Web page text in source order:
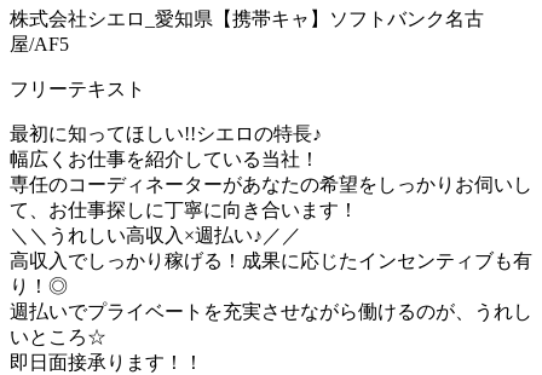
株式会社シエロ_愛知県【携帯キャ】ソフトバンク名古
屋/AF5
フリーテキスト
最初に知ってほしい!!シエロの特長♪
幅広くお仕事を紹介している当社！
専任のコーディネーターがあなたの希望をしっかりお伺いし
て、お仕事探しに丁寧に向き合います！
＼＼うれしい高収入×週払い♪／／
高収入でしっかり稼げる！成果に応じたインセンティブも有
り！◎
週払いでプライベートを充実させながら働けるのが、うれし
いところ☆
即日面接承ります！！